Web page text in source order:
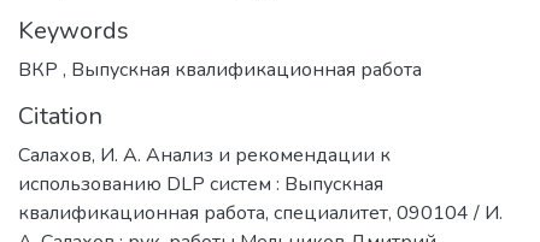
Keywords
ВКР , Выпускная квалификационная работа
Citation
Салахов, И. А. Анализ и рекомендации к
использованию DLP систем : Выпускная
квалификационная работа, специалитет, 090104 / И.